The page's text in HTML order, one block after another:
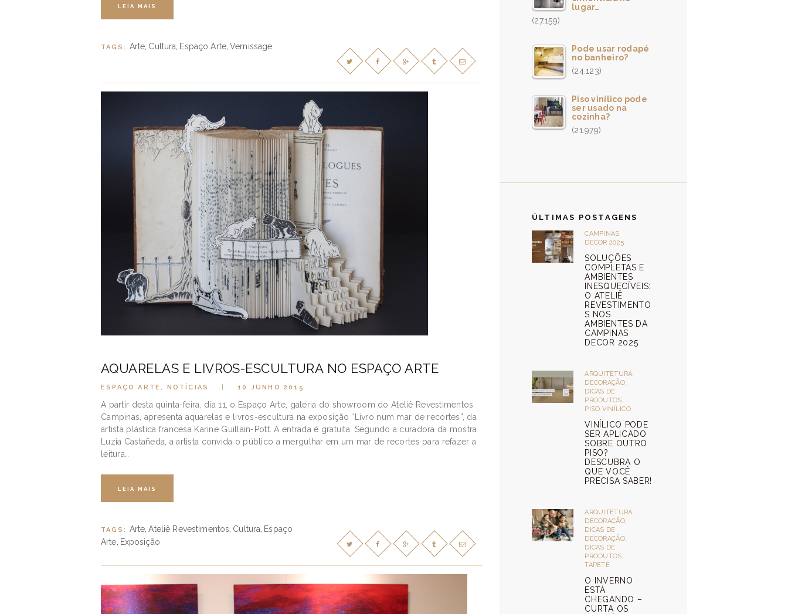
LEIA MAIS
TAGS: Arte, Cultura, Espaço Arte, Vernissage
AQUARELAS E LIVROS-ESCULTURA NO ESPAÇO ARTE
ESPAÇO ARTE, NOTÍCIAS 10 JUNHO 2015
A partir desta quinta-feira, dia 11, o Espaço Arte, galeria do showroom do Ateliê Revestimentos
Campinas, apresenta aquarelas e livros-escultura na exposição “Livro num mar de recortes”, da
artista plástica francesa Karine Guillain-Pott. A entrada é gratuita. Segundo a curadora da mostra
Luzia Castañeda, a artista convida o público a mergulhar em um mar de recortes para refazer a
leitura…
LEIA MAIS
TAGS: Arte,Ateliê Revestimentos, Cultura, Espaço
Arte, Exposição
lugar…
(27.159)
Pode usar rodapé
no banheiro?
(24.123)
Piso vinílico pode
ser usado na
cozinha?
(21.979)
ÚLTIMAS POSTAGENS
CAMPINAS
DECOR 2025
SOLUÇÕES
COMPLETAS E
AMBIENTES
INESQUECÍVEIS:
O ATELIÊ
REVESTIMENTO
S NOS
AMBIENTES DA
CAMPINAS
DECOR 2025
ARQUITETURA,
DECORAÇÃO,
DICAS DE
PRODUTOS,
PISO VINÍLICO
VINÍLICO PODE
SER APLICADO
SOBRE OUTRO
PISO?
DESCUBRA O
QUE VOCÊ
PRECISA SABER!
ARQUITETURA,
DECORAÇÃO,
DICAS DE
DECORAÇÃO,
DICAS DE
PRODUTOS,
TAPETE
O INVERNO
ESTÁ
CHEGANDO –
CURTA OS